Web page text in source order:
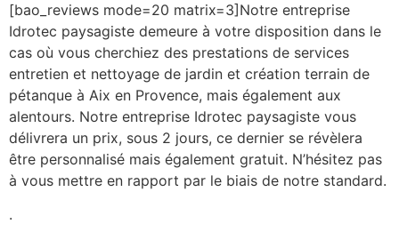
[bao_reviews mode=20 matrix=3]Notre entreprise
Idrotec paysagiste demeure à votre disposition dans le
cas où vous cherchiez des prestations de services
entretien et nettoyage de jardin et création terrain de
pétanque à Aix en Provence, mais également aux
alentours. Notre entreprise Idrotec paysagiste vous
délivrera un prix, sous 2 jours, ce dernier se révèlera
être personnalisé mais également gratuit. N’hésitez pas
à vous mettre en rapport par le biais de notre standard.
.